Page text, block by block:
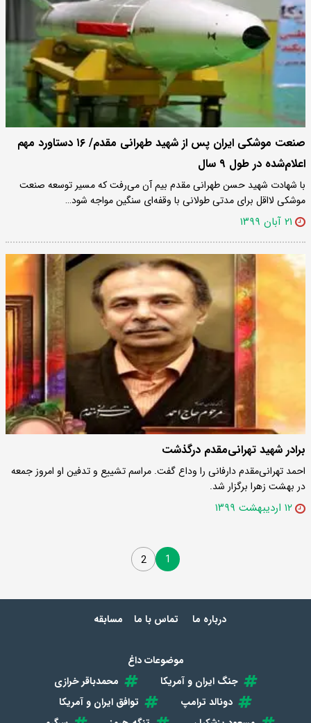
صنعت موشکی ایران پس از شهید طهرانی مقدم/ ۱۶ دستاورد مهم
اعلام‌شده در طول ۹ سال
با شهادت شهید حسن طهرانی مقدم بیم آن می‌رفت که مسیر توسعه صنعت
موشکی لااقل برای مدتی طولانی با وقفه‌ای سنگین مواجه شود…
۲۱ آبان ۱۳۹۹
برادر شهید تهرانی‌مقدم درگذشت
احمد تهرانی‌مقدم دارفانی را وداع گفت. مراسم تشییع و تدفین او امروز جمعه
در بهشت زهرا برگزار شد.
۱۲ اردیبهشت ۱۳۹۹
1
2
درباره ما تماس با ما مسابقه
موضوعات داغ
جنگ ایران و آمریکا
محمدباقر خرازی
دونالد ترامپ
توافق ایران و آمریکا